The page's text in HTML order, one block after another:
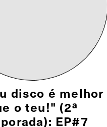
disco é melhor
o teu!" (2ª
EP#7